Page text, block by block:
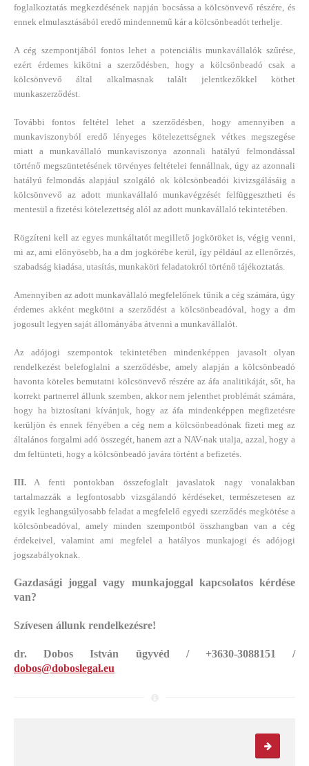
foglalkoztatás megkezdésének napján bocsássa a kölcsönvevő részére, és
ennek elmulasztásából eredő mindennemű kár a kölcsönbeadót terhelje.
A cég szempontjából fontos lehet a potenciális munkavállalók szűrése,
ezért érdemes kikötni a szerződésben, hogy a kölcsönbeadó csak a
kölcsönvevő által alkalmasnak talált jelentkezőkkel köthet
munkaszerződést.
További fontos feltétel lehet a szerződésben, hogy amennyiben a
munkaviszonyból eredő lényeges kötelezettségnek vétkes megszegése
miatt a munkavállaló munkaviszonya azonnali hatályú felmondással
történő megszüntetésének törvényes feltételei fennállnak, úgy az azonnali
hatályú felmondás alapjául szolgáló ok kölcsönbeadói kivizsgálásáig a
kölcsönvevő az adott munkavállaló munkavégzését felfüggesztheti és
mentesül a fizetési kötelezettség alól az adott munkavállaló tekintetében.
Rögzíteni kell az egyes munkáltatót megillető jogköröket is, végig venni,
mi az, ami előnyösebb, ha a dm jogkörébe kerül, így például az ellenőrzés,
szabadság kiadása, utasítás, munkaköri feladatokról történő tájékoztatás.
Amennyiben az adott munkavállaló megfelelőnek tűnik a cég számára, úgy
érdemes akként megkötni a szerződést a kölcsönbeadóval, hogy a dm
jogosult legyen saját állományába átvenni a munkavállalót.
Az adójogi szempontok tekintetében mindenképpen javasolt olyan
rendelkezést belefoglalni a szerződésbe, amely alapján a kölcsönbeadó
havonta köteles bemutatni kölcsönvevő részére az áfa analitikáját, sőt, ha
korrekt partnerrel állunk szemben, akkor nem jelenthet problémát számára,
hogy ha biztosítani kívánjuk, hogy az áfa mindenképpen megfizetésre
kerüljön és ennek fényében a cég nem a kölcsönbeadónak fizeti meg az
általános forgalmi adó összegét, hanem azt a NAV-nak utalja, azzal, hogy a
dm feltünteti, hogy a kölcsönbeadó javára történt a befizetés.
III. A fenti pontokban összefoglalt javaslatok nagy vonalakban
tartalmazzák a legfontosabb vizsgálandó kérdéseket, természetesen az
egyik leghangsúlyosabb feladat a megfelelő egyedi szerződés megkötése a
kölcsönbeadóval, amely minden szempontból összhangban van a cég
érdekeivel, valamint ami megfelel a hatályos munkajogi és adójogi
jogszabályoknak.
Gazdasági joggal vagy munkajoggal kapcsolatos kérdése
van?
Szívesen állunk rendelkezésre!
dr. Dobos István ügyvéd / +3630-3088151 /
dobos@doboslegal.eu